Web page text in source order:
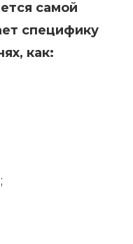
самой
специфику
как: